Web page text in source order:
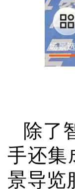
除了
手还集
景导览